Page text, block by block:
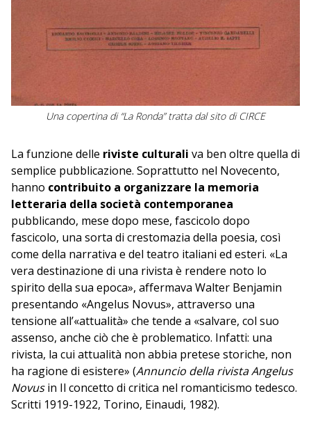
Una copertina di “La Ronda” tratta dal sito di CIRCE
La funzione delle riviste culturali va ben oltre quella di
semplice pubblicazione. Soprattutto nel Novecento,
hanno contribuito a organizzare la memoria
letteraria della società contemporanea
pubblicando, mese dopo mese, fascicolo dopo
fascicolo, una sorta di crestomazia della poesia, così
come della narrativa e del teatro italiani ed esteri. «La
vera destinazione di una rivista è rendere noto lo
spirito della sua epoca», affermava Walter Benjamin
presentando «Angelus Novus», attraverso una
tensione all’«attualità» che tende a «salvare, col suo
assenso, anche ciò che è problematico. Infatti: una
rivista, la cui attualità non abbia pretese storiche, non
ha ragione di esistere» (Annuncio della rivista Angelus
Novusin Il concetto di critica nel romanticismo tedesco.
Scritti 1919-1922, Torino, Einaudi, 1982).